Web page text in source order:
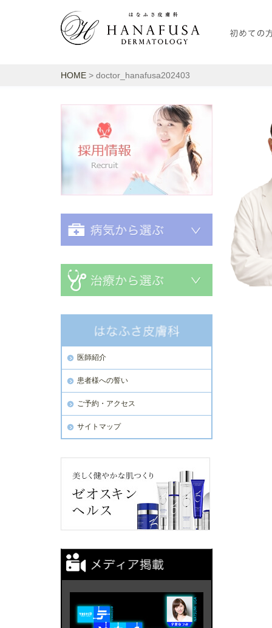
HOME > doctor_hanafusa202403
採用情報
医師紹介
患者様への誓い
ご予約・アクセス
サイトマップ